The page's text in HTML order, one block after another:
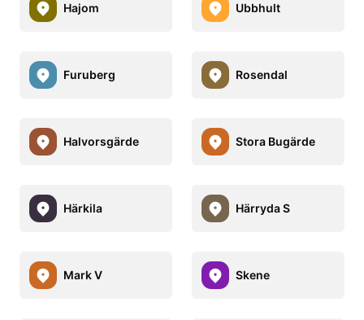
Hajom Ubbhult
Furuberg Rosendal
Halvorsgärde Stora Bugärde
Härkila Härryda S
Mark V Skene